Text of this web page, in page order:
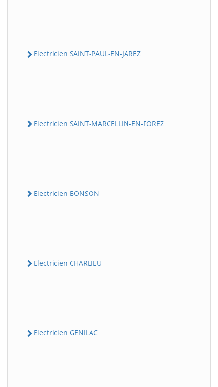
Electricien SAINT-PAUL-EN-JAREZ
Electricien SAINT-MARCELLIN-EN-FOREZ
Electricien BONSON
Electricien CHARLIEU
Electricien GENILAC